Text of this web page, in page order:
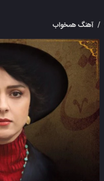
/ آهنگ همخواب